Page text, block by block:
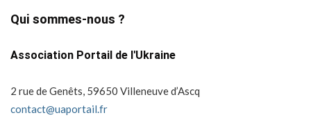
Qui sommes-nous ?
Association Portail de l'Ukraine
2 rue de Genêts, 59650 Villeneuve d’Ascq
contact@uaportail.fr